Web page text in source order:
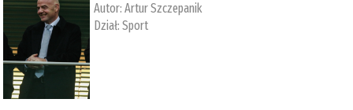
Autor:Artur Szczepanik
Dział:Sport